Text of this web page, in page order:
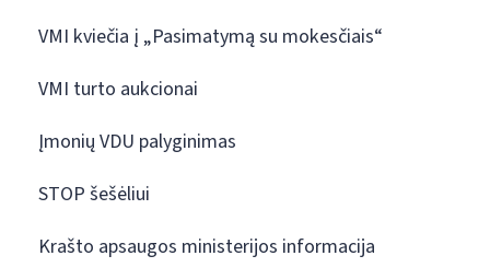
VMI kviečia į „Pasimatymą su mokesčiais“
VMI turto aukcionai
Įmonių VDU palyginimas
STOP šešėliui
Krašto apsaugos ministerijos informacija